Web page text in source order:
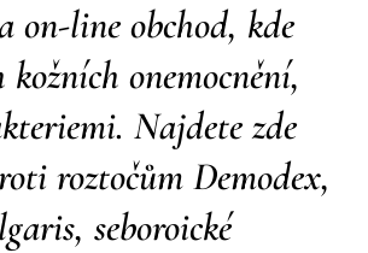
on-line obchod, kde
onemocnění,
Najdete zde
roztočům Demodex,
seboroické